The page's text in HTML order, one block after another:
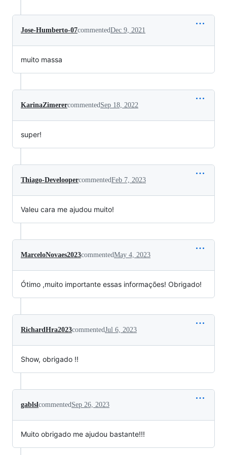
Jose-Humberto-07commentedDec 9, 2021
muito massa
KarinaZimerercommentedSep 18, 2022
super!
Thiago-DeveloopercommentedFeb 7, 2023
Valeu cara me ajudou muito!
MarceloNovaes2023commentedMay 4, 2023
Ótimo ,muito importante essas informações! Obrigado!
RichardHra2023commentedJul 6, 2023
Show, obrigado !!
gablslcommentedSep 26, 2023
Muito obrigado me ajudou bastante!!!